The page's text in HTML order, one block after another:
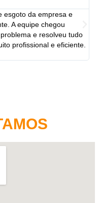
esgoto da empresa e
A equipe chegou
e resolveu tudo
profissional e eficiente.